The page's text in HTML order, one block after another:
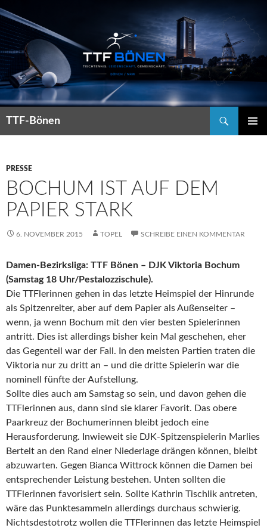
TTF-Bönen
PRESSE
BOCHUM IST AUF DEM
PAPIER STARK
6. NOVEMBER 2015 TOPEL SCHREIBE EINEN KOMMENTAR
Damen-Bezirksliga: TTF Bönen – DJK Viktoria Bochum
(Samstag 18 Uhr/Pestalozzischule).
Die TTFlerinnen gehen in das letzte Heimspiel der Hinrunde
als Spitzenreiter, aber auf dem Papier als Außenseiter –
wenn, ja wenn Bochum mit den vier besten Spielerinnen
antritt. Dies ist allerdings bisher kein Mal geschehen, eher
das Gegenteil war der Fall. In den meisten Partien traten die
Viktoria nur zu dritt an – und die dritte Spielerin war die
nominell fünfte der Aufstellung.
Sollte dies auch am Samstag so sein, und davon gehen die
TTFlerinnen aus, dann sind sie klarer Favorit. Das obere
Paarkreuz der Bochumerinnen bleibt jedoch eine
Herausforderung. Inwieweit sie DJK-Spitzenspielerin Marlies
Bertelt an den Rand einer Niederlage drängen können, bleibt
abzuwarten. Gegen Bianca Wittrock können die Damen bei
entsprechender Leistung bestehen. Unten sollten die
TTFlerinnen favorisiert sein. Sollte Kathrin Tischlik antreten,
wäre das Punktesammeln allerdings durchaus schwierig.
Nichtsdestotrotz wollen die TTFlerinnen das letzte Heimspiel